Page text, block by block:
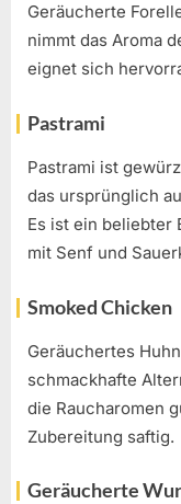
Geräucherte
nimmt das Aroma
eignet sich
Pastrami
Pastrami ist
das ursprünglich
Es ist ein beliebter
mit Senf und
Smoked Chicken
Geräuchertes
schmackhafte
die Raucharomen
Zubereitung saftig.
Geräucherte